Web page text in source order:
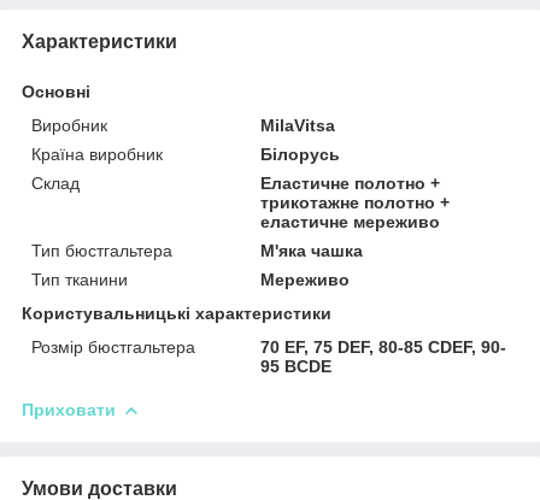
Характеристики
Основні
Виробник
MilaVitsa
Країна виробник
Білорусь
Склад
Еластичне полотно +
трикотажне полотно +
еластичне мереживо
Тип бюстгальтера
М'яка чашка
Тип тканини
Мереживо
Користувальницькі характеристики
Розмір бюстгальтера
70 EF, 75 DEF, 80-85 CDEF, 90-
95 BCDE
Приховати
Умови доставки